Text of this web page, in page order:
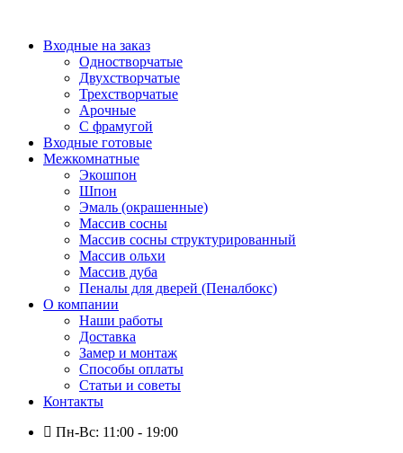
содержимому
Входные на заказ
Одностворчатые
Двухстворчатые
Трехстворчатые
Арочные
С фрамугой
Входные готовые
Межкомнатные
Экошпон
Шпон
Эмаль (окрашенные)
Массив сосны
Массив сосны структурированный
Массив ольхи
Массив дуба
Пеналы для дверей (Пеналбокс)
О компании
Наши работы
Доставка
Замер и монтаж
Способы оплаты
Статьи и советы
Контакты
Пн-Вс: 11:00 - 19:00